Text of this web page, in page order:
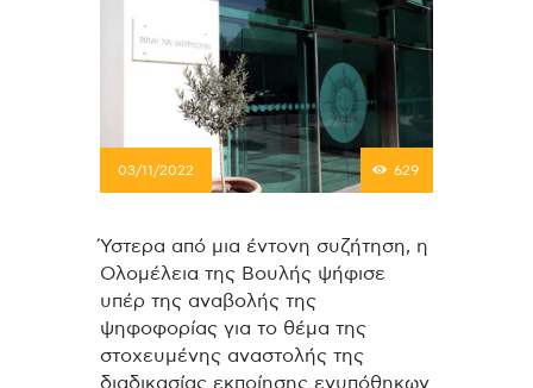
03/11/2022 629
Ύστερα από μια έντονη συζήτηση, η
Ολομέλεια της Βουλής ψήφισε
υπέρ της αναβολής της
ψηφοφορίας για το θέμα της
στοχευμένης αναστολής της
διαδικασίας εκποίησης ενυπόθηκων